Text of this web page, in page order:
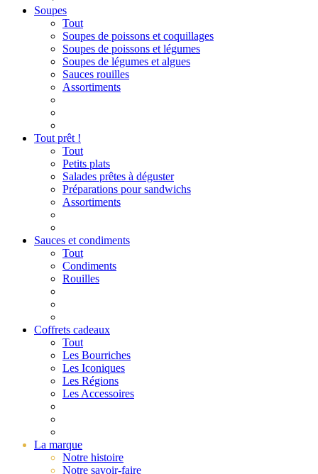
Soupes
Tout
Soupes de poissons et coquillages
Soupes de poissons et légumes
Soupes de légumes et algues
Sauces rouilles
Assortiments
Tout prêt !
Tout
Petits plats
Salades prêtes à déguster
Préparations pour sandwichs
Assortiments
Sauces et condiments
Tout
Condiments
Rouilles
Coffrets cadeaux
Tout
Les Bourriches
Les Iconiques
Les Régions
Les Accessoires
La marque
Notre histoire
Notre savoir-faire